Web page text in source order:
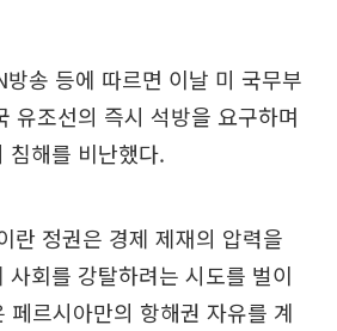
송 등에 따르면 이날 미 국무부
유조선의 즉시 석방을 요구하며
침해를 비난했다.
란 정권은 경제 제재의 압력을
사회를 강탈하려는 시도를 벌이
페르시아만의 항해권 자유를 계